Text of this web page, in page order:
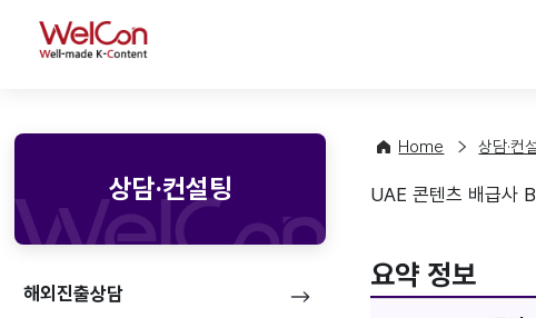
WelCon
상담·컨설팅
해외진출상담
Home 상담·컨
기업정보
UAE 콘텐츠 배급사
요약 정보